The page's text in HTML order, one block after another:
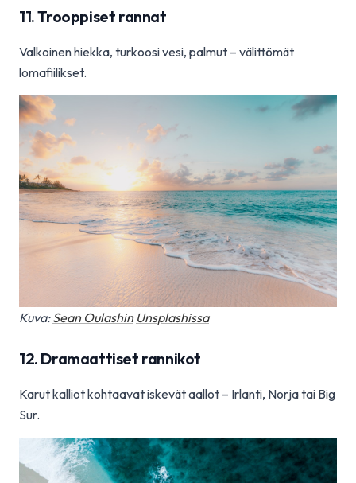
11. Trooppiset rannat
Valkoinen hiekka, turkoosi vesi, palmut – välittömät
lomafiilikset.
Kuva:Sean Oulashin Unsplashissa
12. Dramaattiset rannikot
Karut kalliot kohtaavat iskevät aallot – Irlanti, Norja tai Big
Sur.